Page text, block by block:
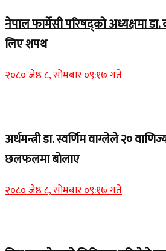
नेपाल फार्मेसी परिषद्को अध्यक्षमा
लिए शपथ
२०८० जेष्ठ ८, सोमबार ०९:१७ गते
अर्थमन्त्री डा. स्वर्णिम वाग्लेले २०
छलफलमा बोलाए
२०८० जेष्ठ ८, सोमबार ०९:१७ गते